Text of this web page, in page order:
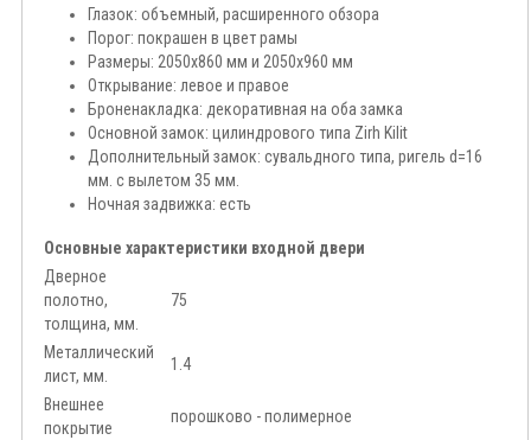
Глазок: объемный, расширенного обзора
Порог: покрашен в цвет рамы
Размеры: 2050x860 мм и 2050x960 мм
Открывание: левое и правое
Броненакладка: декоративная на оба замка
Основной замок: цилиндрового типа Zirh Kilit
Дополнительный замок: сувальдного типа, ригель d=16
мм. с вылетом 35 мм.
Ночная задвижка: есть
Основные характеристики входной двери
Дверное
полотно,
толщина, мм.
75
Металлический
лист, мм.
1.4
Внешнее
покрытие
порошково - полимерное